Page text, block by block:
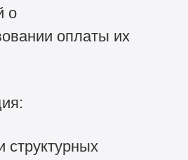
о
оплаты их
структурных